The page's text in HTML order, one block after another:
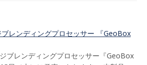
レンディングプロセッサー 『GeoBox
ブレンディングプロセッサー『GeoBox